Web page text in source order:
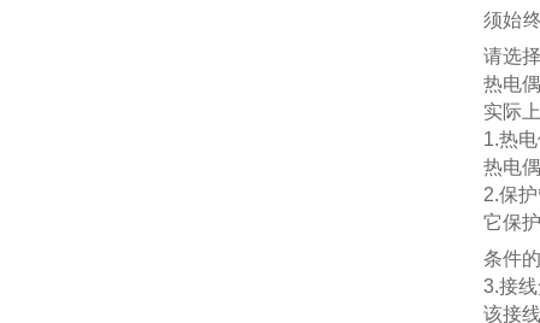
须始
请选
热电
实际
1.热
热电
2.保
它保
条件
3.接
该接